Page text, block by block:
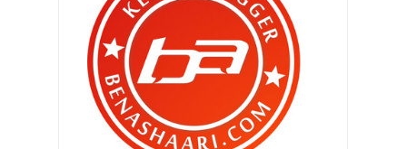
►
Julai 2012
►
Jun 2012
(220)
Mei 2012
(281)
►April 2012
►Mac 2012
►Februari 2012(283)